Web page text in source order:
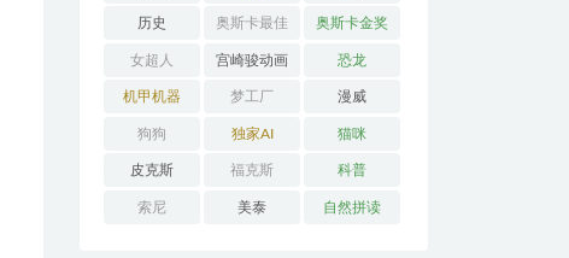
历史 奥斯卡最佳
动画
奥斯卡金奖
女超人 宫崎骏动画 恐龙
机甲机器 梦工厂 漫威
狗狗 独家AI 猫咪
皮克斯 福克斯 科普
索尼 美泰 自然拼读